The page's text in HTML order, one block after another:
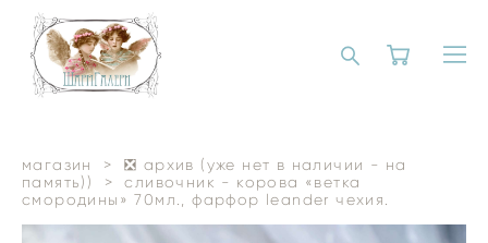
магазин >
❎ архив (уже нет в наличии - на
память))
>
сливочник - корова «ветка
смородины» 70мл., фарфор leander чехия.